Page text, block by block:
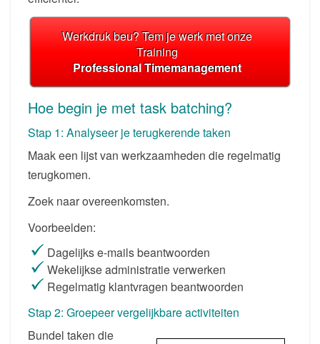
Werkdruk beu? Tem je werk met onze
Training
Professional Timemanagement
Hoe begin je met task batching?
Stap 1: Analyseer je terugkerende taken
Maak een lijst van werkzaamheden die regelmatig
terugkomen.
Zoek naar overeenkomsten.
Voorbeelden:
Dagelijks e-mails beantwoorden
Wekelijkse administratie verwerken
Regelmatig klantvragen beantwoorden
Stap 2: Groepeer vergelijkbare activiteiten
Bundel taken die